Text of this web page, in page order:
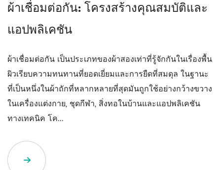
ผ้าเชื่อมต่อกัน: โครงสร้างคุณสมบัติและ
แอปพลิเคชัน
ผ้าเชื่อมต่อกัน เป็นประเภทของผ้าสองเท่าที่รู้จักกันในเรื่องพื้น
ผิวเรียบความทนทานที่ยอดเยี่ยมและการยืดที่สมดุล ในฐานะ
ที่เป็นหนึ่งในผ้าถักที่หลากหลายที่สุดมันถูกใช้อย่างกว้างขวาง
ในเครื่องแต่งกาย, ชุดกีฬา, สิ่งทอในบ้านและแอปพลิเคชัน
ทางเทคนิค โค...